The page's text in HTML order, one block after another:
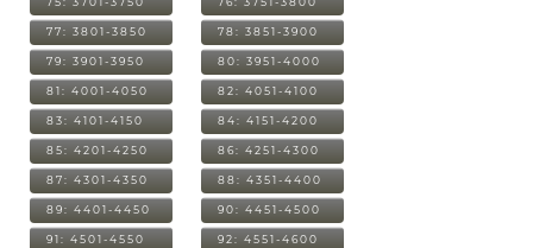
77: 3801-3850 78: 3851-3900
79: 3901-3950 80: 3951-4000
81: 4001-4050 82: 4051-4100
83: 4101-4150 84: 4151-4200
85: 4201-4250 86: 4251-4300
87: 4301-4350 88: 4351-4400
89: 4401-4450 90: 4451-4500
91: 4501-4550 92: 4551-4600